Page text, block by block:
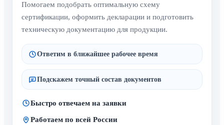
Помогаем подобрать оптимальную схему
сертификации, оформить декларации и подготовить
техническую документацию для продукции.
Ответим в ближайшее рабочее время
Подскажем точный состав документов
Быстро отвечаем на заявки
Работаем по всей России